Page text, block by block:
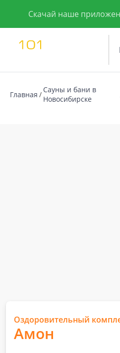
Скачай наше
Главная
Сауны и бани в
Новосибирске
Оздоровительный
Амон